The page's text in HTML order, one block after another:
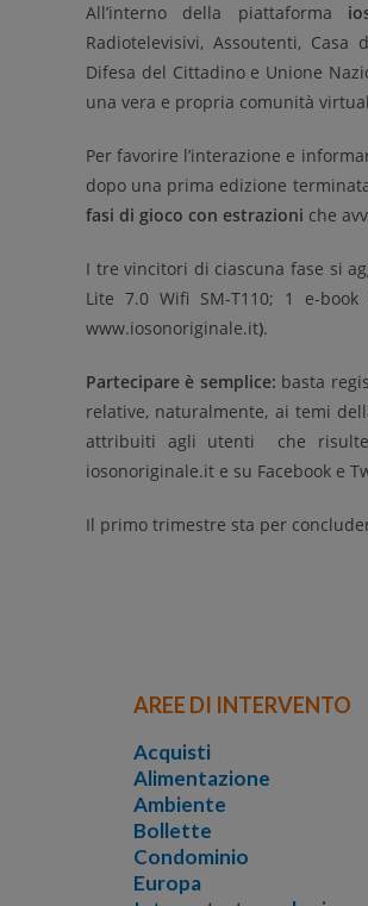
All’interno della piattaforma
Radiotelevisivi, Assoutenti, Casa
Difesa del Cittadino e Unione
una vera e propria comunità
Per favorire l’interazione e
dopo una prima edizione
fasi di gioco con estrazioni che
I tre vincitori di ciascuna fase si
Lite 7.0 Wifi SM-T110; 1 e-
www.iosonoriginale.it).
Partecipare è semplice: basta
relative, naturalmente, ai temi
attribuiti agli utenti che
iosonoriginale.it e su Facebook e
Il primo trimestre sta per
AREE DI INTERVENTO
Acquisti
Alimentazione
Ambiente
Bollette
Condominio
Europa